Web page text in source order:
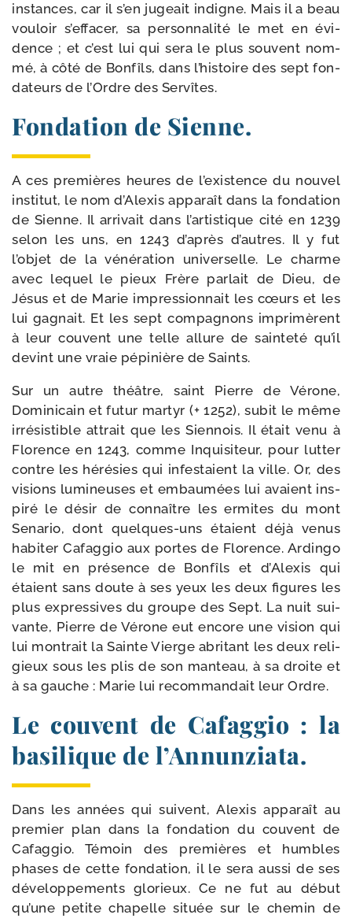
ins­tances, car il s’en jugeait indigne. Mais il a beau
vou­loir s’effacer, sa per­son­na­li­té le met en évi­
dence ; et c’est lui qui sera le plus sou­vent nom­
mé, à côté de Bonfîls, dans l’histoire des sept fon­
da­teurs de l’Ordre des Servîtes.
Fondation de Sienne.
A ces pre­mières heures de l’existence du nou­vel
ins­ti­tut, le nom d’Alexis appa­raît dans la fon­da­tion
de Sienne. Il arri­vait dans l’ar­tistique cité en 1239
selon les uns, en 1243 d’après d’autres. Il y fut
l’objet de la véné­ra­tion uni­ver­selle. Le charme
avec lequel le pieux Frère par­lait de Dieu, de
Jésus et de Marie impres­sion­nait les cœurs et les
lui gagnait. Et les sept com­pa­gnons impri­mèrent
à leur cou­vent une telle allure de sain­te­té qu’il
devint une vraie pépi­nière de Saints.
Sur un autre théâtre, saint Pierre de Vérone,
Dominicain et futur mar­tyr (+ 1252), subit le même
irré­sis­tible attrait que les Siennois. Il était venu à
Florence en 1243, comme Inquisiteur, pour lut­ter
contre les héré­sies qui infes­taient la ville. Or, des
visions lumi­neuses et embau­mées lui avaient ins­
pi­ré le désir de connaître les ermites du mont
Senario, dont quelques-​uns étaient déjà venus
habi­ter Cafaggio aux portes de Florence. Ardingo
le mit en pré­sence de Bonfîls et d’Alexis qui
étaient sans doute à ses yeux les deux figures les
plus expres­sives du groupe des Sept. La nuit sui­
vante, Pierre de Vérone eut encore une vision qui
lui mon­trait la Sainte Vierge abri­tant les deux reli­
gieux sous les plis de son man­teau, à sa droite et
à sa gauche : Marie lui recom­man­dait leur Ordre.
Le couvent de Cafaggio : la
basilique de l’Annunziata.
Dans les années qui suivent, Alexis appa­raît au
pre­mier plan dans la fon­da­tion du couvent de
Cafaggio. Témoin des pre­mières et humbles
phases de cette fon­da­tion, il le sera aus­si de ses
développe­ments glo­rieux. Ce ne fut au début
qu’une petite cha­pelle située sur le che­min de